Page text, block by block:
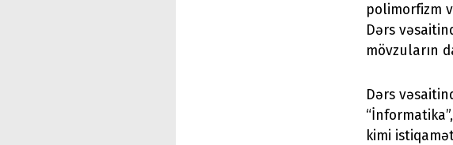
polimorfizm
Dərs
mövzuların
Dərs
kimi